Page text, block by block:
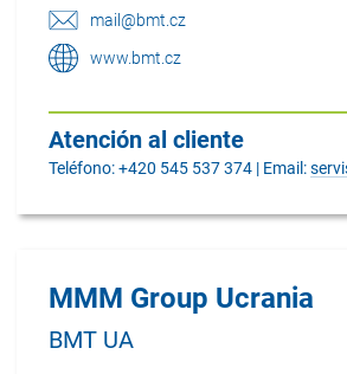
mail@bmt.cz
www.bmt.cz
Atención al cliente
Teléfono: +420 545 537 374 | Email:
MMM Group Ucrania
BMT UA